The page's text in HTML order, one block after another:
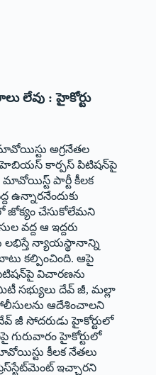
లేవు : హైకోర్టు
అగ్రనేతల
హెబియస్‌ ‌కార్పస్‌ ‌పిటిషన్‌పై
మావోయిస్ట్ ‌పార్టీ కీలక
ఉన్నారనేందుకు
జోక్యం చేసుకోలేమని
వద్ద ఆ ఇద్దరు
లభిస్తే న్యాయస్థానాన్ని
కల్పించింది. ఆపై
విచారణను
సభ్యులు దేవ్‌ ‌జీ, మల్లా
ఆదేశించాలని
‌జీ సోదరుడు హైకోర్టులో
హైకోర్టులో
కీలక నేతలు
ఇచ్చారని